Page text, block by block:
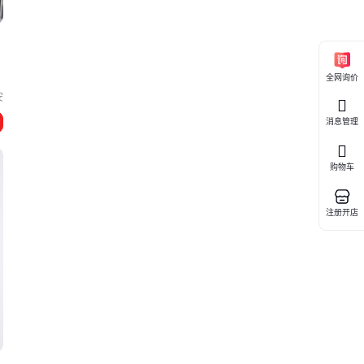
全网询价
消息管理
购物车
注册开店